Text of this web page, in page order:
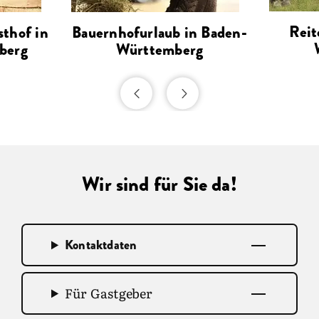
einzigartiger Beleuchtung, den
Weihnachtsmarkt in der
Ravennaschlucht, die
Schlittenhunderennen in
. Ob mit oder ohne
Schnee: Beginnen Sie das neue Jahr
mit einem unvergesslichen Urlaub!
in Bauernhofurlaub in Baden-
Württemberg
Wir sind für Sie da!
Kontaktdaten
Für Gastgeber